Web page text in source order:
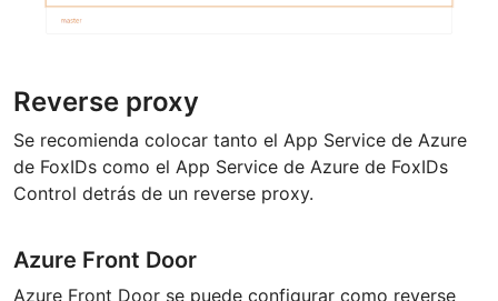
Reverse proxy
Se recomienda colocar tanto el App Service de Azure
de FoxIDs como el App Service de Azure de FoxIDs
Control detrás de un reverse proxy.
Azure Front Door
Azure Front Door se puede configurar como reverse